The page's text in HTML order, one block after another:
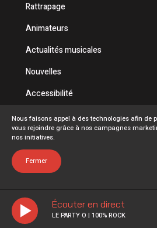
Écouter en direct
LE PARTY O | 100% ROCK
Rattrapage
Animateurs
Actualités musicales
Nouvelles
Accessibilité
Politique de confidentialité
Conditions d'utilisation
FAQ
Nous faisons appel à des technologies afin de
vous rejoindre grâce à nos campagnes
nos initiatives.
Fermer